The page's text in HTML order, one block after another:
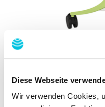
Diese Webseite
Wir verwenden Cookies,
At a
Fully
touch of a